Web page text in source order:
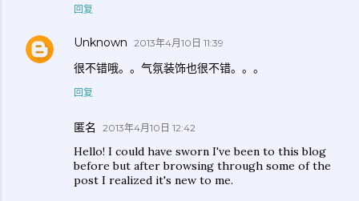
回复
Unknown 2013年4月10日 11:39
很不错哦。。气氛装饰也很不错。。。
回复
匿名 2013年4月10日 12:42
Hello! I could have sworn I've been to this blog
before but after browsing through some of the
post I realized it's new to me.